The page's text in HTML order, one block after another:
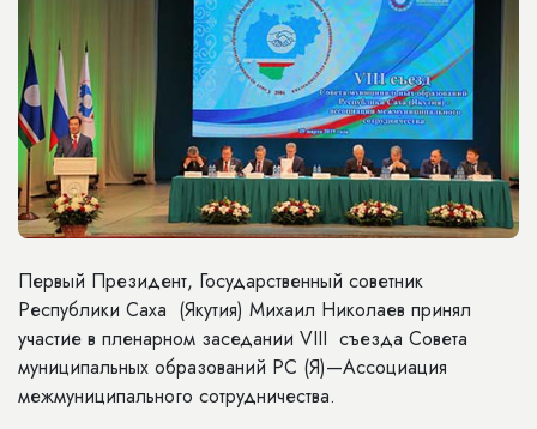
Первый Президент, Государственный советник
Республики Саха (Якутия) Михаил Николаев принял
участие в пленарном заседании VIII съезда Совета
муниципальных образований РС (Я)—Ассоциация
межмуниципального сотрудничества.